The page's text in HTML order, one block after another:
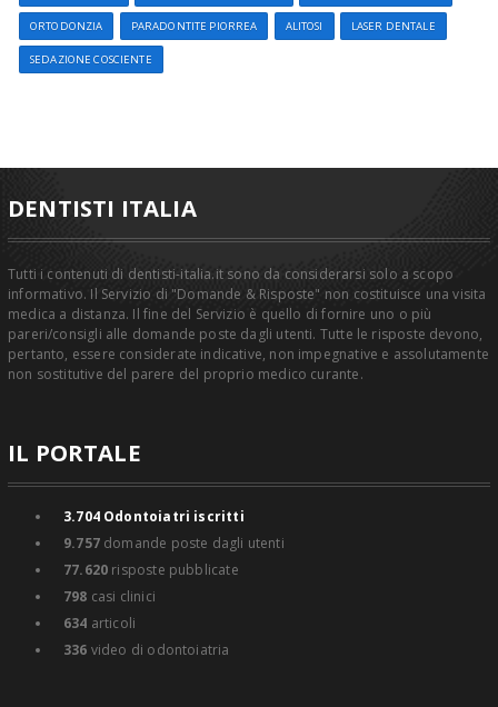
ORTODONZIA PARADONTITE PIORREA ALITOSI LASER DENTALE
SEDAZIONE COSCIENTE
DENTISTI ITALIA
Tutti i contenuti di dentisti-italia.it sono da considerarsi solo a scopo
informativo. Il Servizio di "Domande & Risposte" non costituisce una visita
medica a distanza. Il fine del Servizio è quello di fornire uno o più
pareri/consigli alle domande poste dagli utenti. Tutte le risposte devono,
pertanto, essere considerate indicative, non impegnative e assolutamente
non sostitutive del parere del proprio medico curante.
IL PORTALE
3.704Odontoiatri iscritti
9.757domande poste dagli utenti
77.620 risposte pubblicate
798 casi clinici
634 articoli
336 video di odontoiatria